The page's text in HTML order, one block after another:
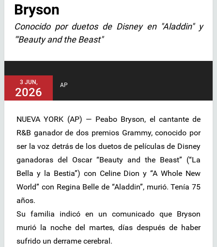
Bryson
Conocido por duetos de Disney en "Aladdin" y
"'Beauty and the Beast"
3 JUN,
2026
AP
NUEVA YORK (AP) — Peabo Bryson, el cantante de
R&B ganador de dos premios Grammy, conocido por
ser la voz detrás de los duetos de películas de Disney
ganadoras del Oscar “Beauty and the Beast” (“La
Bella y la Bestia”) con Celine Dion y “A Whole New
World” con Regina Belle de “Aladdin”, murió. Tenía 75
años.
Su familia indicó en un comunicado que Bryson
murió la noche del martes, días después de haber
sufrido un derrame cerebral.